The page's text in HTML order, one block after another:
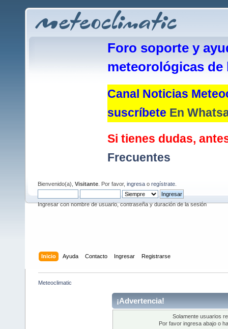
Foro soporte y
meteorológicas de
Canal Noticias
suscríbete En
Si tienes dudas,
Frecuentes
Bienvenido(a), Visitante . Por favor, ingresa o regístrate
Ingresar con nombre de usuario, contraseña y duración de la sesión
Inicio Ayuda Contacto Ingresar Registrarse
Meteoclimatic
¡Advertencia!
Solamente usuarios
Por favor ingresa abajo o